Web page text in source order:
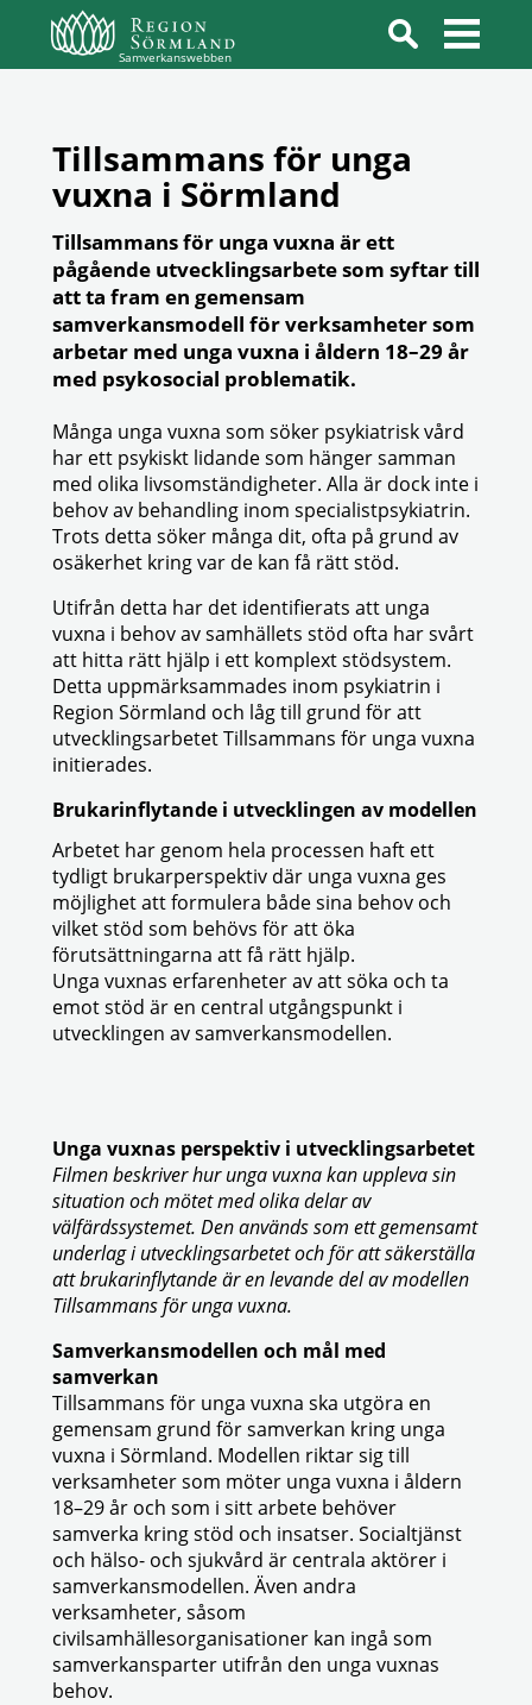
Samverkanswebben
Tillsammans för unga
vuxna i Sörmland
Tillsammans för unga vuxna är ett
pågående utvecklingsarbete som syftar till
att ta fram en gemensam
samverkansmodell för verksamheter som
arbetar med unga vuxna i åldern 18–29 år
med psykosocial problematik.
Många unga vuxna som söker psykiatrisk vård
har ett psykiskt lidande som hänger samman
med olika livsomständigheter. Alla är dock inte i
behov av behandling inom specialistpsykiatrin.
Trots detta söker många dit, ofta på grund av
osäkerhet kring var de kan få rätt stöd.
Utifrån detta har det identifierats att unga
vuxna i behov av samhällets stöd ofta har svårt
att hitta rätt hjälp i ett komplext stödsystem.
Detta uppmärksammades inom psykiatrin i
Region Sörmland och låg till grund för att
utvecklingsarbetet Tillsammans för unga vuxna
initierades.
Brukarinflytande i utvecklingen av modellen
Arbetet har genom hela processen haft ett
tydligt brukarperspektiv där unga vuxna ges
möjlighet att formulera både sina behov och
vilket stöd som behövs för att öka
förutsättningarna att få rätt hjälp.
Unga vuxnas erfarenheter av att söka och ta
emot stöd är en central utgångspunkt i
utvecklingen av samverkansmodellen.
Unga vuxnas perspektiv i utvecklingsarbetet
Filmen beskriver hur unga vuxna kan uppleva sin
situation och mötet med olika delar av
välfärdssystemet. Den används som ett gemensamt
underlag i utvecklingsarbetet och för att säkerställa
att brukarinflytande är en levande del av modellen
Tillsammans för unga vuxna.
Samverkansmodellen och mål med
samverkan
Tillsammans för unga vuxna ska utgöra en
gemensam grund för samverkan kring unga
vuxna i Sörmland. Modellen riktar sig till
verksamheter som möter unga vuxna i åldern
18–29 år och som i sitt arbete behöver
samverka kring stöd och insatser. Socialtjänst
och hälso- och sjukvård är centrala aktörer i
samverkansmodellen. Även andra
verksamheter, såsom
civilsamhällesorganisationer kan ingå som
samverkansparter utifrån den unga vuxnas
behov.